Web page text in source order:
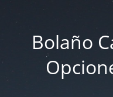
Bolaño